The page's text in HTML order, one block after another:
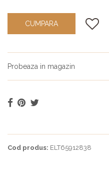
CUMPARA
Probeaza in magazin
Cod produs: ELT65912838